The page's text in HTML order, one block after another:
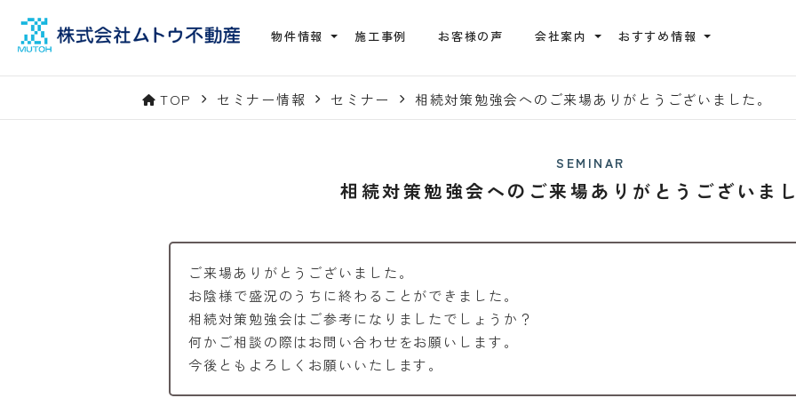
物件情報 施工事例 お客様の声 会社案内 おすすめ情報
TOP セミナー情報 セミナー 相続対策勉強会へのご来場ありがとうございました。
SEMINAR
相続対策勉強会へのご来場ありがとうございま
ご来場ありがとうございました。
お陰様で盛況のうちに終わることができました。
相続対策勉強会はご参考になりましたでしょうか？
何かご相談の際はお問い合わせをお願いします。
今後ともよろしくお願いいたします。